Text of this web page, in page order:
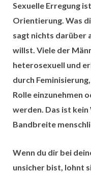
Sexuelle Erregung
Orientierung. Was
sagt nichts darüber
willst. Viele der
heterosexuell und
durch
Rolle einzunehmen
werden. Das ist
Bandbreite
Wenn du dir bei
unsicher bist, lohnt